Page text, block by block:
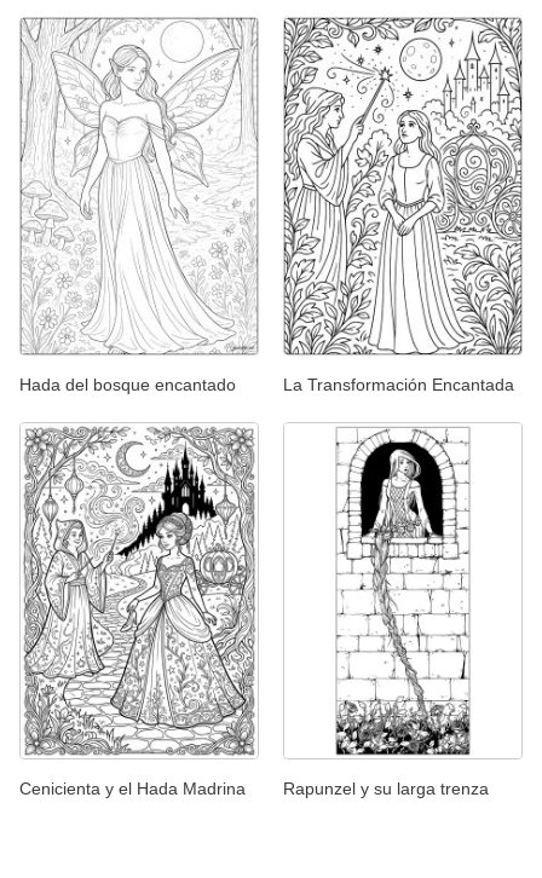
Hada del bosque encantado La Transformación Encantada
Cenicienta y el Hada Madrina Rapunzel y su larga trenza